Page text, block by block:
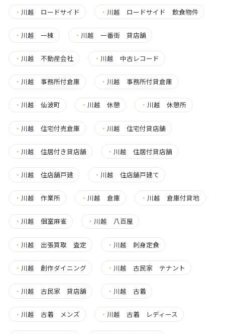
・ 川越 ロードサイド ・ 川越 ロードサイド 飲食物件
・ 川越 一棟 ・ 川越 一番街 貸店舗
・ 川越 不動産会社 ・ 川越 中古レコード
・ 川越 事務所付倉庫 ・ 川越 事務所付貸倉庫
・ 川越 仙波町 ・ 川越 休憩 ・ 川越 休憩所
・ 川越 住宅付売倉庫 ・ 川越 住宅付貸店舗
・ 川越 住居付き貸店舗 ・ 川越 住居付貸店舗
・ 川越 住店舗戸建 ・ 川越 住店舗戸建て
・ 川越 作業所 ・ 川越 倉庫 ・ 川越 倉庫付貸地
・ 川越 個室麻雀 ・ 川越 八百屋
・ 川越 出張買取 査定 ・ 川越 刺身定食
・ 川越 創作ダイニング ・ 川越 古民家 テナント
・ 川越 古民家 貸店舗 ・ 川越 古着
・ 川越 古着 メンズ ・ 川越 古着 レディース